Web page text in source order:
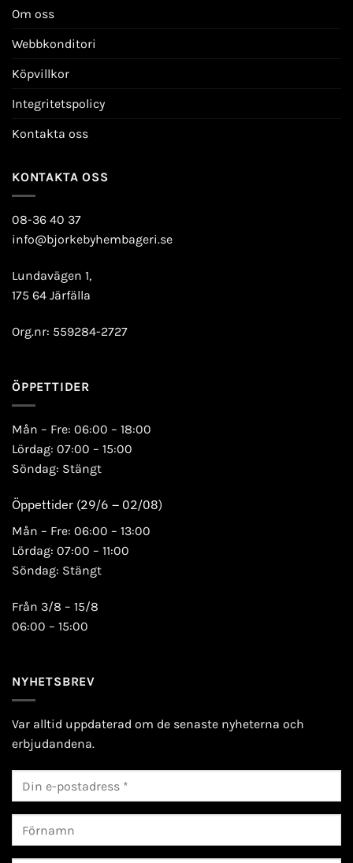
Om oss
Webbkonditori
Köpvillkor
Integritetspolicy
Kontakta oss
KONTAKTA OSS
08-36 40 37
info@bjorkebyhembageri.se
Lundavägen 1,
175 64 Järfälla
Org.nr: 559284-2727
ÖPPETTIDER
Mån – Fre: 06:00 – 18:00
Lördag: 07:00 – 15:00
Söndag: Stängt
Öppettider (29/6 – 02/08)
Mån – Fre: 06:00 – 13:00
Lördag: 07:00 – 11:00
Söndag: Stängt
Från 3/8 – 15/8
06:00 – 15:00
NYHETSBREV
Var alltid uppdaterad om de senaste nyheterna och
erbjudandena.